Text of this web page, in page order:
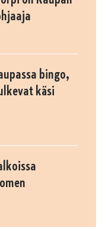
bingo,
käsi